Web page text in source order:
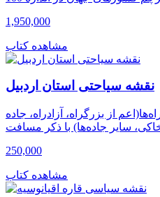
1,950,000
مشاهده کتاب
نقشه سیاحتی استان اردبیل
از بزرگراه، آزادراه، جاده
250,000
مشاهده کتاب